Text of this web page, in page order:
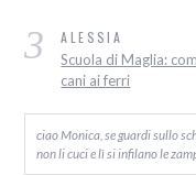
3 ALESSIA
Scuola di Maglia:
cani ai ferri
ciao Monica, se guardi sullo
non li cuci e lì si infilano le